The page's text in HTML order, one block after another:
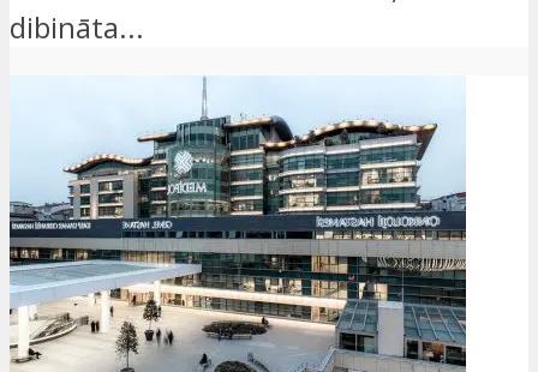
dibināta...